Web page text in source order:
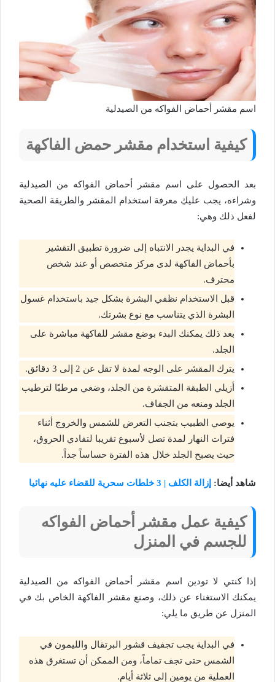
اسم مقشر أحماض الفواكه من الصيدلية
كيفية استخدام مقشر حمض الفاكهة
بعد الحصول على اسم مقشر أحماض الفواكه من الصيدلية
وشراءه، يجب عليكِ معرفة استخدام المقشر والطريقة الصحية
لفعل ذلك وهي:
في البداية يجدر الانتباه إلى ضرورة تطبيق التقشير
بأحماض الفاكهة لدى مركز متخصص أو عند شخص
محترف.
قبل الاستخدام نظفي البشرة بشكل جيد باستخدام غسول
البشرة الذي يتناسب مع نوع بشرتك.
بعد ذلك يمكنك البدء بوضع مقشر للفاكهة مباشرة على
الجلد.
يترك المقشر على الوجه لمدة لا تقل عن 2 إلى 3 دقائق.
أزيلي الطبقة المتقشرة من الجلد، وضعي مرطبًا لترطيب
الجلد ومنعه من الجفاف.
يوصي الطبيب بتجنب التعرض للشمس والخروج أثناء
فترات النهار لمدة تصل لأسبوع تقريبا لتفادي الحروق،
حيث يصبح الجلد خلال هذه الفترة حساساً جداً.
شاهد أيضا: إزالة الكلف | 3 خلطات سحرية للقضاء عليه نهائيا
كيفية عمل مقشر أحماض الفواكه
للجسم في المنزل
إذا كنتي لا تودين اسم مقشر أحماض الفواكه من الصيدلية
يمكنك الاستغناء عن ذلك، وصنع مقشر الفاكهة الخاص بك في
المنزل عن طريق ما يلي:
في البداية يجب تجفيف قشور البرتقال والليمون في
الشمس حتى تجف تماماً، ومن الممكن أن تستغرق هذه
العملية من يومين إلى ثلاثة أيام.